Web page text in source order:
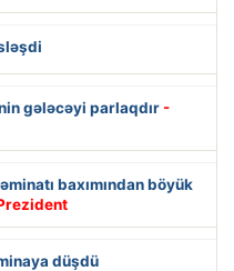
gələcəyi parlaqdır -
baxımından böyük
düşdü